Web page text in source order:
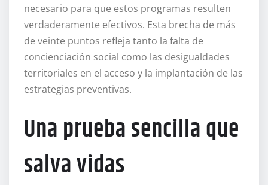
necesario para que estos programas resulten
verdaderamente efectivos. Esta brecha de más
de veinte puntos refleja tanto la falta de
concienciación social como las desigualdades
territoriales en el acceso y la implantación de las
estrategias preventivas.
Una prueba sencilla que
salva vidas